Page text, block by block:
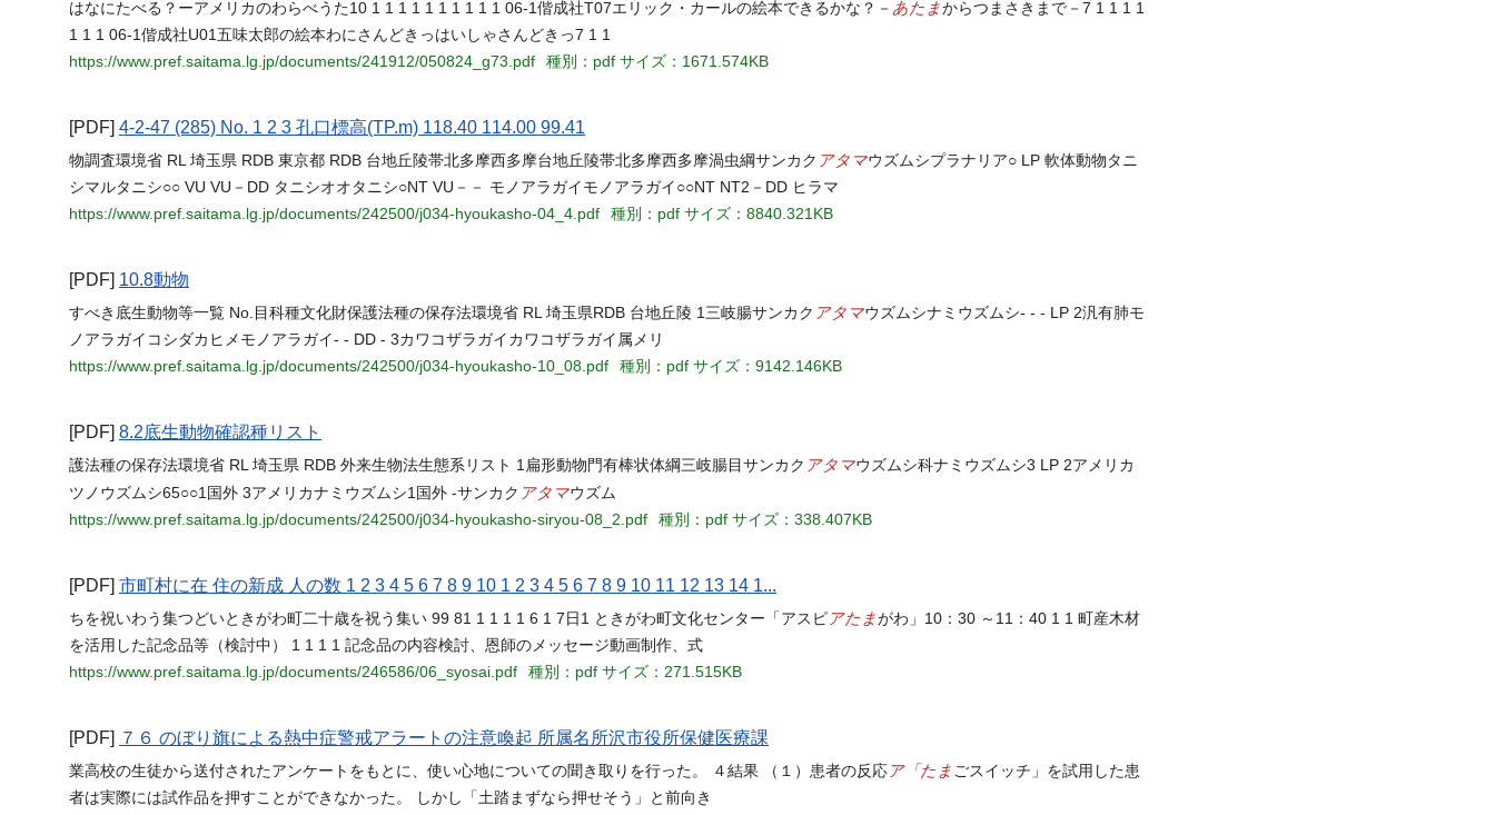
はなにたべる？ーアメリカのわらべうた10 1 1 1 1 1 1 1 1 1 1 06-1偕成社T07エリック・カールの絵本できるかな？－ あたまからつまさきまで－7 1 1 1 1
1 1 1 06-1偕成社U01五味太郎の絵本わにさんどきっはいしゃさんどきっ7 1 1
https://www.pref.saitama.lg.jp/documents/241912/050824_g73.pdf
種別：pdf サイズ：1671.574KB
[PDF] 4-2-47 (285) No. 1 2 3 孔口標高(TP.m) 118.40 114.00 99.41
物調査環境省 RL 埼玉県 RDB 東京都 RDB 台地丘陵帯北多摩西多摩台地丘陵帯北多摩西多摩渦虫綱サンカク アタマウズムシプラナリア○ LP 軟体動物タニ
シマルタニシ○○ VU VU－DD タニシオオタニシ○NT VU－－ モノアラガイモノアラガイ○○NT NT2－DD ヒラマ
https://www.pref.saitama.lg.jp/documents/242500/j034-hyoukasho-04_4.pdf
種別：pdf サイズ：8840.321KB
[PDF] 10.8動物
すべき底生動物等一覧 No.目科種文化財保護法種の保存法環境省 RL 埼玉県RDB 台地丘陵 1三岐腸サンカク アタマウズムシナミウズムシ- - - LP 2汎有肺モ
ノアラガイコシダカヒメモノアラガイ- - DD - 3カワコザラガイカワコザラガイ属メリ
https://www.pref.saitama.lg.jp/documents/242500/j034-hyoukasho-10_08.pdf
種別：pdf サイズ：9142.146KB
[PDF] 8.2底生動物確認種リスト
護法種の保存法環境省 RL 埼玉県 RDB 外来生物法生態系リスト 1扁形動物門有棒状体綱三岐腸目サンカク アタマウズムシ科ナミウズムシ3 LP 2アメリカ
ツノウズムシ65○○1国外 3アメリカナミウズムシ1国外 -サンカク アタマウズム
https://www.pref.saitama.lg.jp/documents/242500/j034-hyoukasho-siryou-08_2.pdf
種別：pdf サイズ：338.407KB
[PDF] 市町村に在 住の新成 人の数 1 2 3 4 5 6 7 8 9 10 1 2 3 4 5 6 7 8 9 10 11 12 13 14 1...
ちを祝いわう集つどいときがわ町二十歳を祝う集い 99 81 1 1 1 1 6 1 7日1 ときがわ町文化センター「アスピ アたまがわ」10：30 ～11：40 1 1 町産木材
を活用した記念品等（検討中） 1 1 1 1 記念品の内容検討、恩師のメッセージ動画制作、式
https://www.pref.saitama.lg.jp/documents/246586/06_syosai.pdf
種別：pdf サイズ：271.515KB
[PDF] ７６ のぼり旗による熱中症警戒アラートの注意喚起 所属名所沢市役所保健医療課
業高校の生徒から送付されたアンケートをもとに、使い心地についての聞き取りを行った。 ４結果 （１）患者の反応 ア「たま ごスイッチ」を試用した患
者は実際には試作品を押すことができなかった。 しかし「土踏まずなら押せそう」と前向き